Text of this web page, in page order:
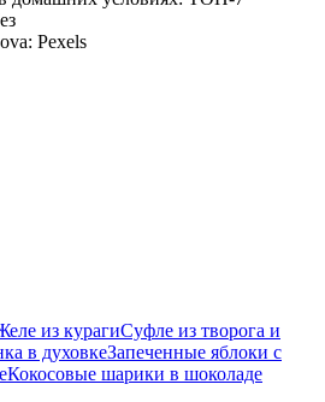
Pexels
из курагиСуфле из творога и
в духовкеЗапеченные яблоки с
Кокосовые шарики в шоколаде